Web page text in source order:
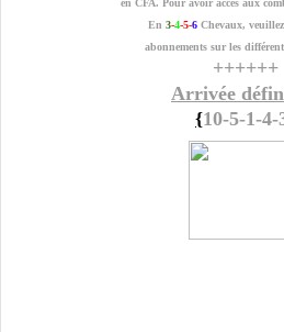
en CFA. Pour avoir accès aux
En 3-4-5-6 Chevaux,
abonnements sur les
++++++
Arrivée
{10-5-1-4-